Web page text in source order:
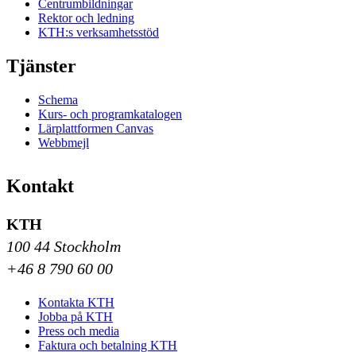
Centrumbildningar
Rektor och ledning
KTH:s verksamhetsstöd
Tjänster
Schema
Kurs- och programkatalogen
Lärplattformen Canvas
Webbmejl
Kontakt
KTH
100 44 Stockholm
+46 8 790 60 00
Kontakta KTH
Jobba på KTH
Press och media
Faktura och betalning KTH